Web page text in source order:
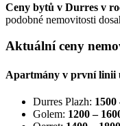
Ceny bytů v Durres v
podobné nemovitosti
Aktuální ceny
Apartmány v první linii
Durres Plazh: 1500
Golem: 1200 –